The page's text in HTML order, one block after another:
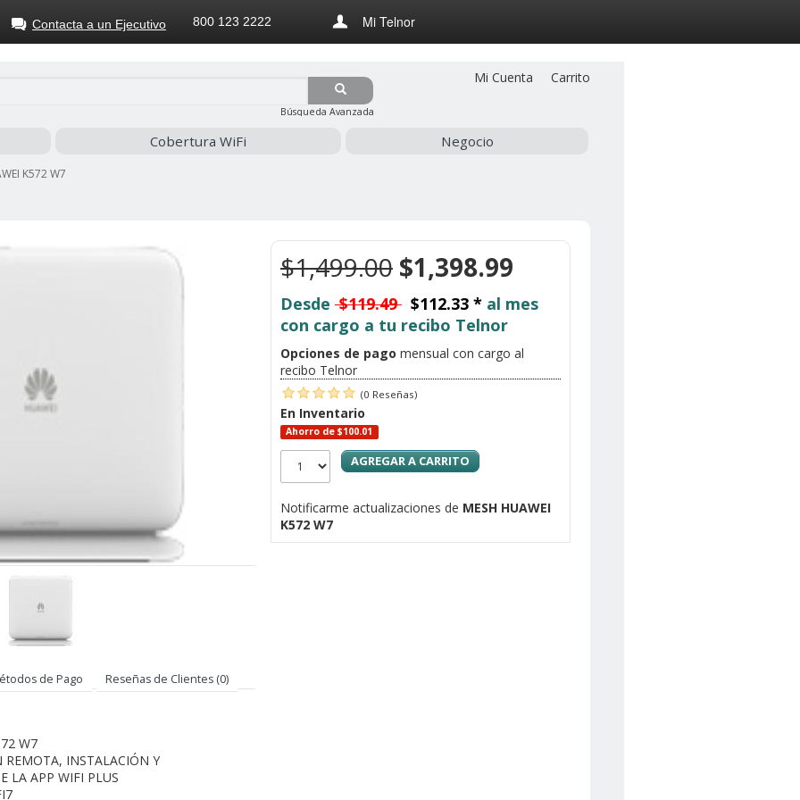
Contacta a un Ejecutivo 800 123 2222 Mi Telnor
Mi Cuenta Carrito
Búsqueda Avanzada
Cobertura WiFi Negocio
K572 W7
de Pago Reseñas de Clientes (0)
W7
INSTALACIÓN Y
LA APP WIFI PLUS
$1,499.00 $1,398.99
Desde $119.49 $112.33 *al mes
con cargo a tu recibo Telnor
Opciones de pago mensual con cargo al
recibo Telnor
(0 Reseñas)
En Inventario
Ahorro de $100.01
AGREGAR A CARRITO
Notificarme actualizaciones de MESH HUAWEI
K572 W7